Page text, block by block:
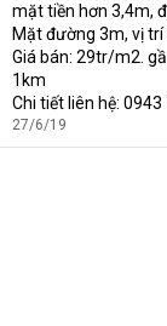
mặt tiền hơn 3,4m,
Mặt đường 3m, vị
Giá bán: 29tr/m2.
1km
Chi tiết liên hệ: 0943
27/6/19